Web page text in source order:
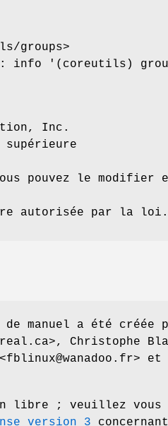
groups>
: info '(coreutils)
Inc.
supérieure
pouvez le modifier
autorisée par la loi.
manuel a été créée
Christophe
et
libre ; veuillez vous
version 3 concernant